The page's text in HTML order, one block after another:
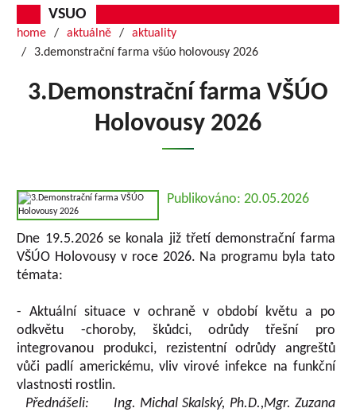
VSUO
home aktuálně
aktuality
3.demonstrační farma všúo holovousy 2026
3.Demonstrační farma VŠÚO
Holovousy 2026
Publikováno: 20.05.2026
Dne 19.5.2026 se konala již třetí demonstrační farma
VŠÚO Holovousy v roce 2026. Na programu byla tato
témata:
- Aktuální situace v ochraně v období květu a po
odkvětu -choroby, škůdci, odrůdy třešní pro
integrovanou produkci, rezistentní odrůdy angreštů
vůči padlí americkému, vliv virové infekce na funkční
vlastnosti rostlin.
Přednášeli: Ing. Michal Skalský, Ph.D.,Mgr. Zuzana